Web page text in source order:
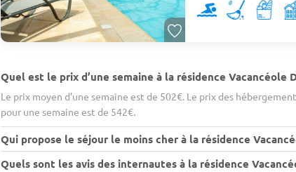
Quel est le prix d’une semaine à la résidence Vacancéole
Le prix moyen d’une semaine est de 502€. Le prix des
pour une semaine est de 542€.
Qui propose le séjour le moins cher à la résidence
Quels sont les avis des internautes à la résidence